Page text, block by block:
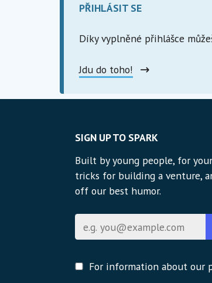
PŘIHLÁSIT SE
Díky vyplněné přihlášce
Jdu do toho!
SIGN UP TO SPARK
Built by young people, for
tricks for building a venture,
off our best humor.
For information about our